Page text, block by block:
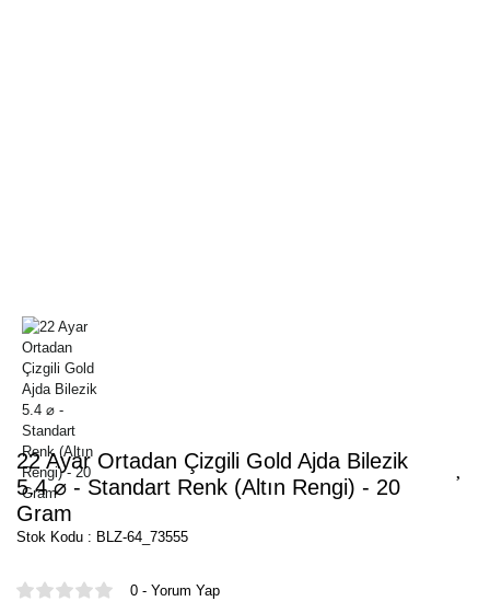
22 Ayar Ortadan Çizgili Gold Ajda Bilezik
5.4 ⌀ - Standart Renk (Altın Rengi) - 20
Gram
Stok Kodu : BLZ-64_73555
0 - Yorum Yap